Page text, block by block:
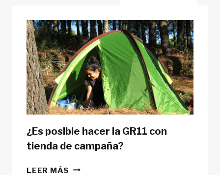
¿Es posible hacer la GR11 con
tienda de campaña?
LEER MÁS ¿ES